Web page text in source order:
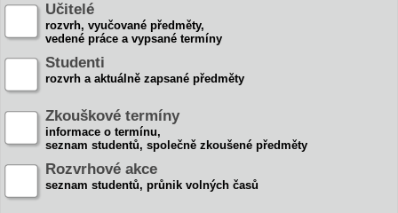
Učitelé
rozvrh, vyučované předměty,
vedené práce a vypsané termíny
Studenti
rozvrh a aktuálně zapsané předměty
Zkouškové termíny
informace o termínu,
seznam studentů, společně zkoušené předměty
Rozvrhové akce
seznam studentů, průnik volných časů